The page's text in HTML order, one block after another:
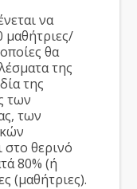
να
θα
της
της
των
των
στο θερινό
80% (ή
(μαθήτριες).